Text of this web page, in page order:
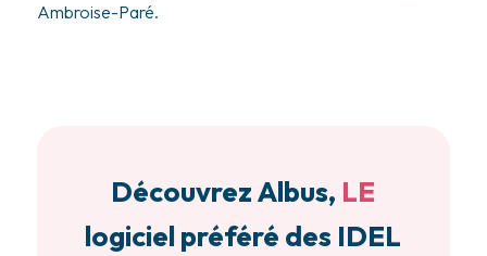
Ambroise-Paré.
Découvrez Albus, LE
logiciel préféré des IDEL